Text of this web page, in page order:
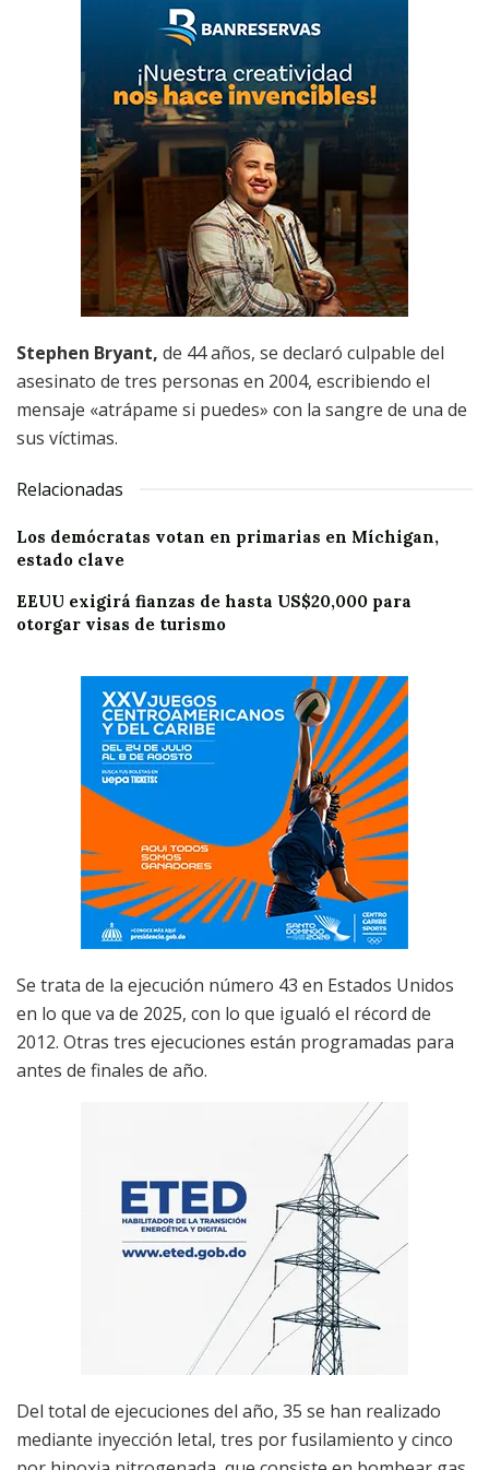
Stephen Bryant, de 44 años, se declaró culpable del
asesinato de tres personas en 2004, escribiendo el
mensaje «atrápame si puedes» con la sangre de una de
sus víctimas.
Relacionadas
Los demócratas votan en primarias en Míchigan,
estado clave
EEUU exigirá fianzas de hasta US$20,000 para
otorgar visas de turismo
Se trata de la ejecución número 43 en Estados Unidos
en lo que va de 2025, con lo que igualó el récord de
2012. Otras tres ejecuciones están programadas para
antes de finales de año.
Del total de ejecuciones del año, 35 se han realizado
mediante inyección letal, tres por fusilamiento y cinco